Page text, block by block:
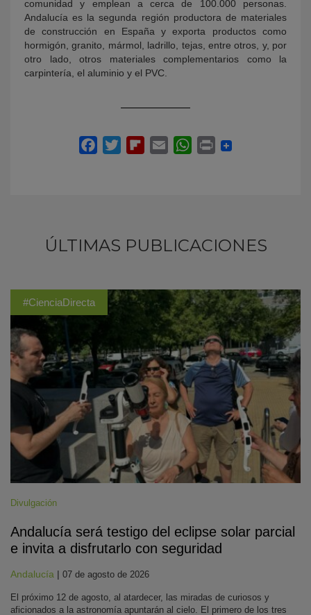
comunidad y emplean a cerca de 100.000 personas.
Andalucía es la segunda región productora de materiales
de construcción en España y exporta productos como
hormigón, granito, mármol, ladrillo, tejas, entre otros, y, por
otro lado, otros materiales complementarios como la
carpintería, el aluminio y el PVC.
ÚLTIMAS PUBLICACIONES
#CienciaDirecta
Divulgación
Andalucía será testigo del eclipse solar parcial
e invita a disfrutarlo con seguridad
Andalucía | 07 de agosto de 2026
El próximo 12 de agosto, al atardecer, las miradas de curiosos y
aficionados a la astronomía apuntarán al cielo. El primero de los tres